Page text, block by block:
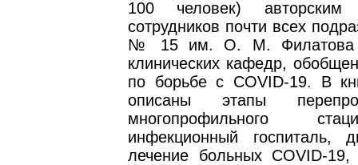
100 человек) авторским
сотрудников почти всех
№ 15 им. О. М. Филатова
клинических кафедр,
по борьбе с COVID-19. В
описаны этапы
многопрофильного
инфекционный госпиталь,
лечение больных COVID-